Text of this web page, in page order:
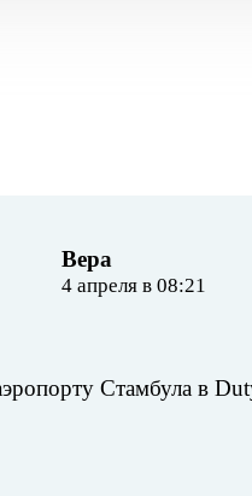
Вера
4 апреля в 08:21
Стамбула в